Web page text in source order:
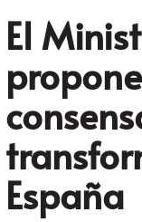
El
España